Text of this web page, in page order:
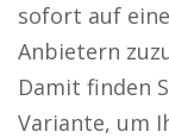
sofort auf
Anbietern
Damit finden
Variante, um